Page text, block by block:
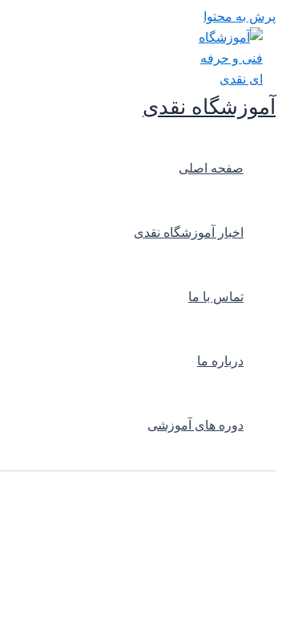
پرش به محتوا
آموزشگاه نقدی
صفحه اصلی
اخبار آموزشگاه نقدی
تماس با ما
درباره ما
دوره های آموزشی